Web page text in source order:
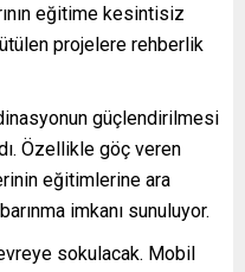
eğitime kesintisiz
projelere rehberlik
güçlendirilmesi
Özellikle göç veren
eğitimlerine ara
imkanı sunuluyor.
sokulacak. Mobil